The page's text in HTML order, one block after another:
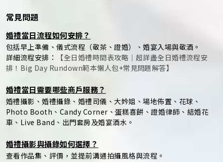
常見問題
婚禮當日流程如何安排？
包括早上準備、儀式流程（敬茶、證婚）、婚宴入場與敬酒。
詳細流程安排：
【全日婚禮時間表攻略｜超詳盡全日婚禮流程安
排！Big Day Rundown範本懶人包+常見問題解答】
婚禮當日需要哪些商戶服務？
婚禮攝影、婚禮攝錄、婚禮司儀、大妗姐、場地佈置、花球、
Photo Booth、Candy Corner、蛋糕喜餅、證婚律師、結婚花
車、Live Band、出門套房及婚宴酒水。
婚禮攝影與攝錄如何選擇？
查看作品集、評價，並提前溝通拍攝風格與流程。